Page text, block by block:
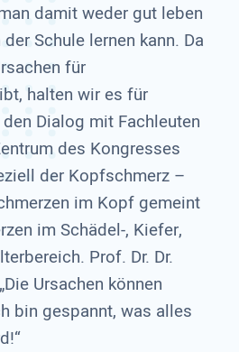
damit weder gut leben
Schule lernen kann. Da
für
halten wir es für
Dialog mit Fachleuten
des Kongresses
der Kopfschmerz –
im Kopf gemeint
im Schädel-, Kiefer,
Prof. Dr. Dr.
Ursachen können
bin gespannt, was alles